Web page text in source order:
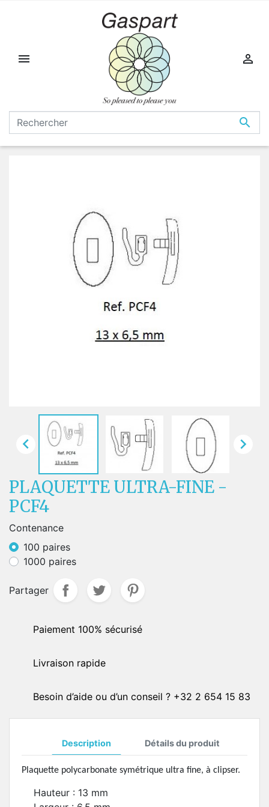



 
PLAQUETTE ULTRA-FINE -
PCF4
Contenance
100 paires
1000 paires
Partager
Paiement 100% sécurisé
Livraison rapide
Besoin d’aide ou d’un conseil ? +32 2 654 15 83
Description Détails du produit
Plaquette polycarbonate symétrique ultra fine, à clipser.
Hauteur : 13 mm